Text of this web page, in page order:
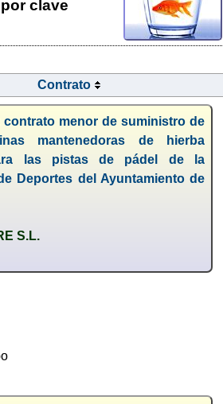
clave
Contrato
contrato menor de suministro de
mantenedoras de hierba
las pistas de pádel de la
Deportes del Ayuntamiento de
S.L.